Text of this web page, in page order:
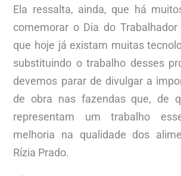
Ela ressalta, ainda, que há
comemorar o Dia do Trabalhador
que hoje já existam muitas
substituindo o trabalho desses
devemos parar de divulgar a
de obra nas fazendas que, de
representam um trabalho
melhoria na qualidade dos
Rízia Prado.